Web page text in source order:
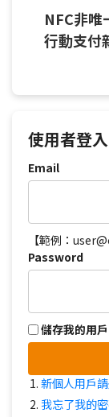
NFC非
行動支付
使用者登入
Email
【範例：
Password
儲存我的用
新個人用戶
我忘了我的